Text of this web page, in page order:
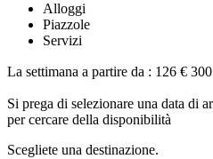
Alloggi
Piazzole
Servizi
La settimana a partire da : 126 €
Si prega di selezionare una data di
per cercare della disponibilità
Scegliete una destinazione.